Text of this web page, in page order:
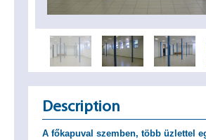
Description
A főkapuval szemben, több üzlettel